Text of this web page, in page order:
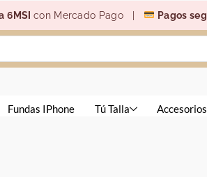
6MSIcon Mercado Pago | Pagos
Fundas IPhone Tú Talla